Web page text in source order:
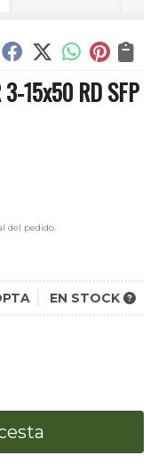
15x50 RD SFP
del pedido.
EN STOCK